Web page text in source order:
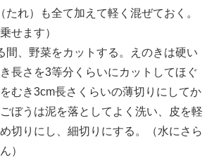
れ）も全て加えて軽く混ぜておく。
せます）
、野菜をカットする。えのきは硬い
長さを3等分くらいにカットしてほぐ
むき3cm長さくらいの薄切りにしてか
ぼうは泥を落としてよく洗い、皮を軽
切りにし、細切りにする。（水にさら
）